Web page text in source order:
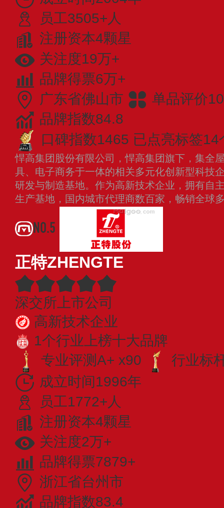
员工3505+人
注册资本4颗星
关注度19万+
品牌得票6万+
广东省佛山市
单品评价
品牌指数84.8
口碑指数1465 已点亮标签14
悍高集团股份有限公司，悍高集团旗下，集全
具、电子商务于一体的相关多元化创新型科技
研发与制造基地。作为高新技术企业，拥有自
生产基地，国内城市代理商数百家，畅销全球
NO.5
正特ZHENGTE
深交所上市公司
高新技术企业
1个行业上榜十大品牌
专业评测A+ x90
行业标
成立时间1996年
员工1772+人
注册资本4颗星
关注度2万+
品牌得票7879+
浙江省台州市
品牌指数83.4